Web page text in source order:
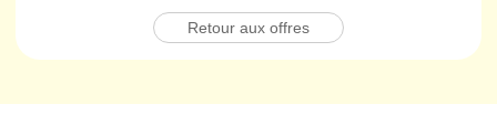
Retour aux offres